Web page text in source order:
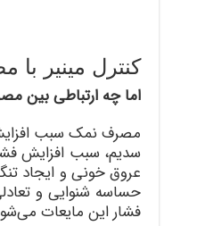
کنترل مینیر
اما چه ارتباطی بین
مصرف نمک سبب
سدیم، سبب افزایش
عروق خونی و ایجاد
حساسه شنوایی و
فشار این مایعات